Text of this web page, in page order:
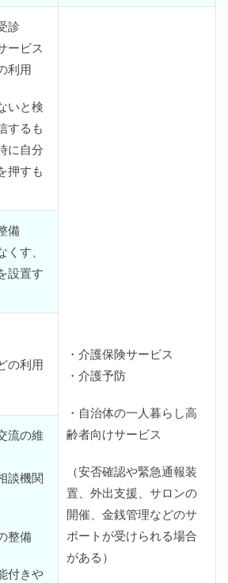
診
ービス
利用
いと検
するも
に自分
押すも
・介護保険サービス
・介護予防
・自治体の一人暮らし高
齢者向けサービス
（安否確認や緊急通報装
置、外出支援、サロンの
開催、金銭管理などのサ
ポートが受けられる場合
がある）
備
くす、
設置す
の利用
流の維
談機関
整備
付きや